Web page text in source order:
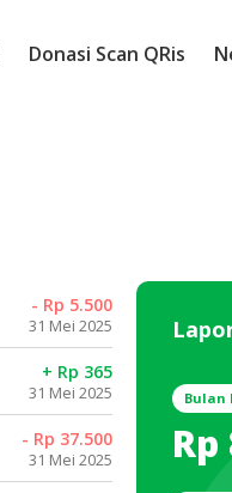
Donasi Scan QRis
- Rp 5.500
31 Mei 2025
+ Rp 365
31 Mei 2025
- Rp 37.500
31 Mei 2025
Bulan
Rp